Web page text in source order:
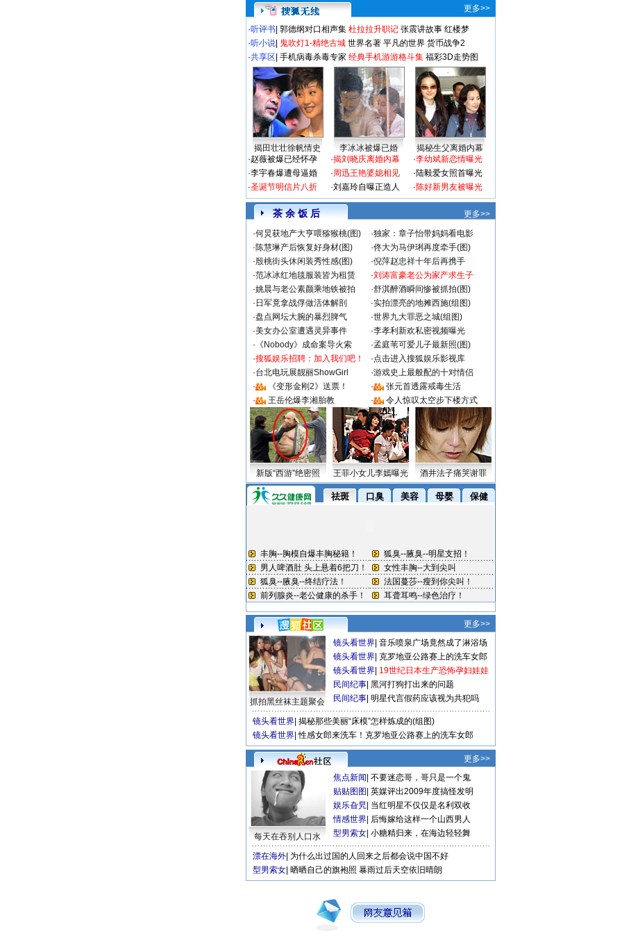
更多>>
·听评书 郭德纲对口相声集 杜拉拉升职记 张震讲故事 红楼梦
·听小说 鬼吹灯1-精绝古城 世界名著 平凡的世界 货币战争2
·共享区 手机病毒杀毒专家 经典手机游游格斗集 福彩3D走势图
揭田壮壮徐帆情史 李冰冰被爆已婚
揭秘生父离婚内幕
·赵薇被爆已经怀孕
·李宇春爆遭母逼婚
·圣诞节明信片八折
·揭刘晓庆离婚内幕
·周迅王艳婆媳相见
·刘嘉玲自曝正造人
·李幼斌新恋情曝光
·陆毅爱女照首曝光
·陈好新男友被曝光
茶 余 饭 后
更多>>
·何炅获地产大亨喂猕猴桃(图) ·独家：章子怡带妈妈看电影
·陈慧琳产后恢复好身材(图) ·佟大为马伊琍再度牵手(图)
·殷桃街头休闲装秀性感(图) ·倪萍赵忠祥十年后再携手
·范冰冰红地毯服装皆为租赁 ·刘涛富豪老公为家产求生子
·姚晨与老公素颜乘地铁被拍 ·舒淇醉酒瞬间惨被抓拍(图)
· 日军竟拿战俘做活体解剖 ·实拍漂亮的地摊西施(组图)
·盘点网坛大腕的暴烈脾气 ·世界九大罪恶之城(组图)
·美女办公室遭遇灵异事件 ·李孝利新欢私密视频曝光
· 《Nobody》成命案导火索 ·孟庭苇可爱儿子最新照(图)
·搜狐娱乐招聘：加入我们吧！ ·点击进入搜狐娱乐影视库
·台北电玩展靓丽ShowGirl ·游戏史上最般配的十对情侣
·
《变形金刚2》送票！ ·
张元首透露戒毒生活
·
王岳伦爆李湘胎教 · 令人惊叹太空步下楼方式
新版“西游”绝密照 王菲小女儿李嫣曝光 酒井法子痛哭谢罪
更多>>
抓拍黑丝袜主题聚会
镜头看世界 音乐喷泉广场竟然成了淋浴场
镜头看世界 克罗地亚公路赛上的洗车女郎
镜头看世界 19世纪日本生产恐怖孕妇娃娃
民间纪事 黑河打狗打出来的问题
民间纪事 明星代言假药应该视为共犯吗
镜头看世界 揭秘那些美丽“床模”怎样炼成的(组图)
镜头看世界 性感女郎来洗车！克罗地亚公路赛上的洗车女郎
更多>>
每天在吞别人口水
焦点新闻 不要迷恋哥，哥只是一个鬼
贴贴图图 英媒评出2009年度搞怪发明
娱乐旮旯 当红明星不仅仅是名利双收
情感世界 后悔嫁给这样一个山西男人
型男索女 小糖精归来，在海边轻轻舞
漂在海外 为什么出过国的人回来之后都会说中国不好
型男索女 晒晒自己的旗袍照 暴雨过后天空依旧晴朗